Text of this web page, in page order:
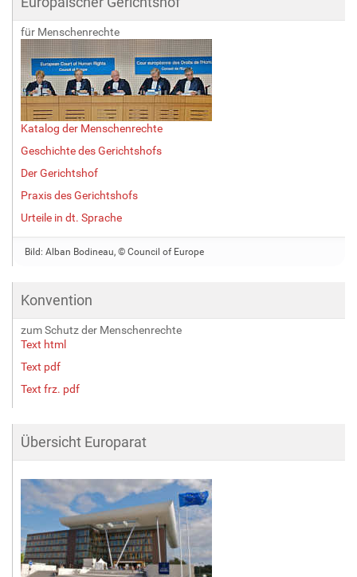
für Menschenrechte
Katalog der Menschenrechte
Geschichte des Gerichtshofs
Der Gerichtshof
Praxis des Gerichtshofs
Urteile in dt. Sprache
Bild: Alban Bodineau, © Council of Europe
Konvention
zum Schutz der Menschenrechte
Text html
Text pdf
Text frz. pdf
Übersicht Europarat